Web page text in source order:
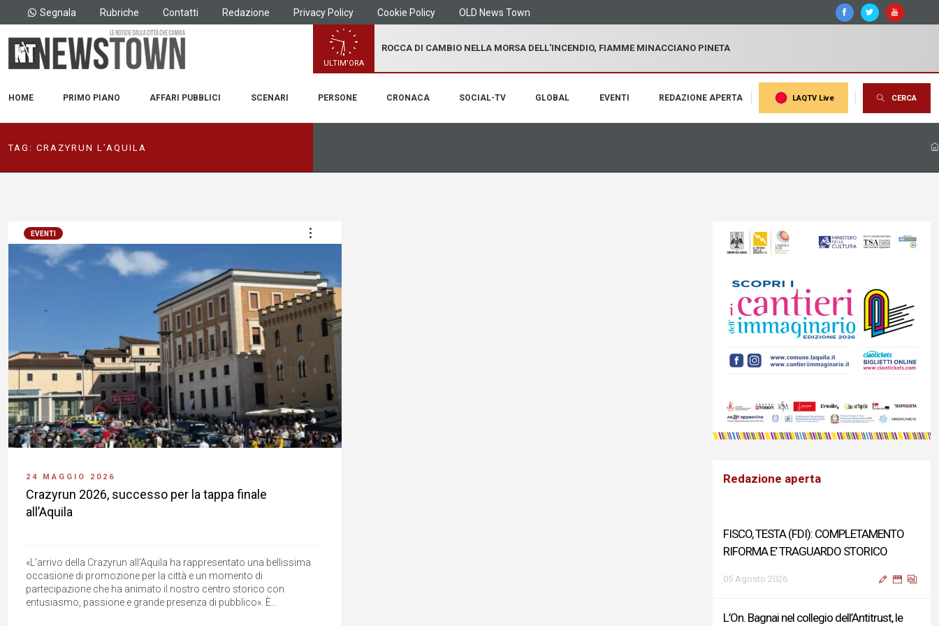
Segnala Rubriche Contatti Redazione Privacy Policy Cookie Policy OLD News Town
ULTIM'ORA
ROCCA DI CAMBIO NELLA MORSA DELL'INCENDIO, FIAMME MINACCIANO PINETA
HOME PRIMO PIANO AFFARI PUBBLICI SCENARI PERSONE CRONACA SOCIAL-TV GLOBAL EVENTI REDAZIONE APERTA LAQTV Live CERCA
TAG: CRAZYRUN L’AQUILA
EVENTI
24 MAGGIO 2026
Crazyrun 2026, successo per la tappa finale
all’Aquila
«L'arrivo della Crazyrun all'Aquila ha rappresentato una bellissima
occasione di promozione per la città e un momento di
partecipazione che ha animato il nostro centro storico con
entusiasmo, passione e grande presenza di pubblico». È...
Redazione aperta
FISCO, TESTA (FDI): COMPLETAMENTO
RIFORMA E’ TRAGUARDO STORICO
05 Agosto 2026
L’On. Bagnai nel collegio dell’Antitrust, le